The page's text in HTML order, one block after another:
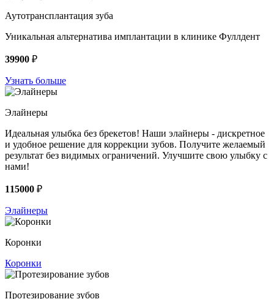
Аутотрансплантация зуба
Уникальная альтернатива имплантации в клинике Фуллдент
39900 ₽
Узнать больше
Элайнеры
Идеальная улыбка без брекетов! Наши элайнеры - дискретное
и удобное решение для коррекции зубов. Получите желаемый
результат без видимых ограничений. Улучшите свою улыбку с
нами!
115000 ₽
Элайнеры
Коронки
Коронки
Протезирование зубов